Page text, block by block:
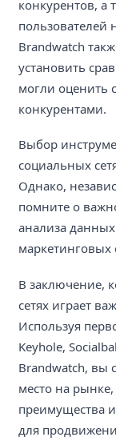
конкурентов, а
пользователей
Brandwatch
установить
могли оценить
конкурентами.
Выбор
социальных
Однако,
помните о
анализа
маркетинговых
В заключение,
сетях играет
Используя
Keyhole,
Brandwatch, вы
место на
преимущества
для